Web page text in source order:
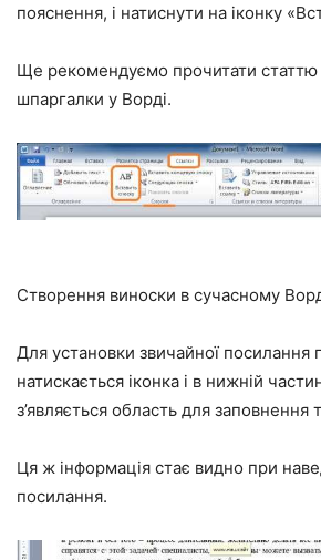
пояснення, і натиснути на іконку
Ще рекомендуємо прочитати статтю
шпаргалки у Ворді.
Створення виноски в сучасному
Для установки звичайної посилання
натискається іконка і в нижній
з’являється область для заповнення
Ця ж інформація стає видно при
посилання.